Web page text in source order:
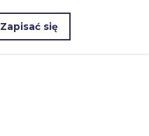
Zapisać się